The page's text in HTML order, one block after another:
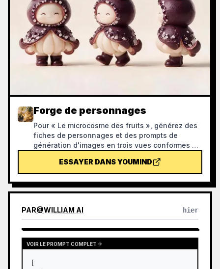
Forge de personnages
Pour « Le microcosme des fruits », générez des
fiches de personnages et des prompts de
génération d'images en trois vues conformes à
utilisant les personnages finalisés comme
modèle de style principal, puis vérifiez les
Cette compétence permet d'éviter de gaspiller
des crédits lors de la génération d'images.
ESSAYER DANS YOUMIND
PAR@WILLIAM AI hier
VOIR LE PROMPT COMPLET
[